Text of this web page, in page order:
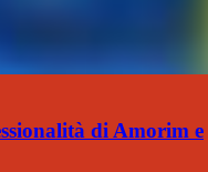
di Amorim e